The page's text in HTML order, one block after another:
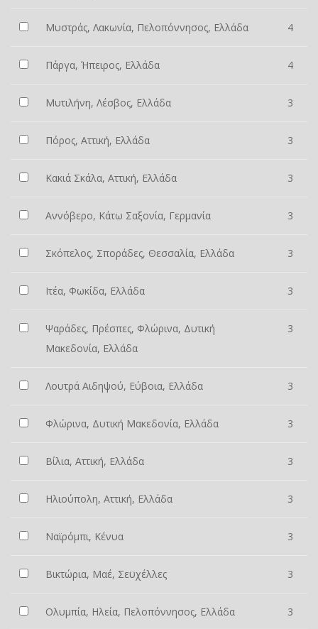
Μυστράς, Λακωνία, Πελοπόννησος, Ελλάδα 4
Πάργα, Ήπειρος, Ελλάδα 4
Μυτιλήνη, Λέσβος, Ελλάδα 3
Πόρος, Αττική, Ελλάδα 3
Κακιά Σκάλα, Αττική, Ελλάδα 3
Αννόβερο, Κάτω Σαξονία, Γερμανία 3
Σκόπελος, Σποράδες, Θεσσαλία, Ελλάδα 3
Ιτέα, Φωκίδα, Ελλάδα 3
Ψαράδες, Πρέσπες, Φλώρινα, Δυτική
Μακεδονία, Ελλάδα
3
Λουτρά Αιδηψού, Εύβοια, Ελλάδα 3
Φλώρινα, Δυτική Μακεδονία, Ελλάδα 3
Βίλια, Αττική, Ελλάδα 3
Ηλιούπολη, Αττική, Ελλάδα 3
Ναϊρόμπι, Κένυα 3
Βικτώρια, Μαέ, Σεϋχέλλες 3
Ολυμπία, Ηλεία, Πελοπόννησος, Ελλάδα 3